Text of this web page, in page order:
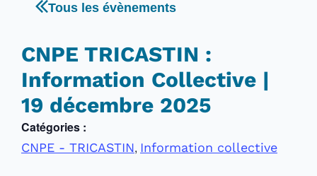
Tous les évènements
CNPE TRICASTIN :
Information Collective |
19 décembre 2025
Catégories :
CNPE - TRICASTIN, Information collective